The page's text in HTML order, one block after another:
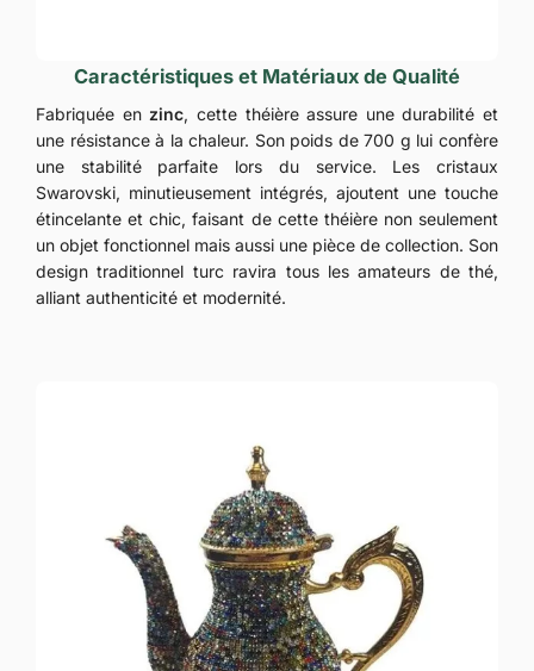
Caractéristiques et Matériaux de Qualité
Fabriquée en zinc, cette théière assure une durabilité et
une résistance à la chaleur. Son poids de 700 g lui confère
une stabilité parfaite lors du service. Les cristaux
Swarovski, minutieusement intégrés, ajoutent une touche
étincelante et chic, faisant de cette théière non seulement
un objet fonctionnel mais aussi une pièce de collection. Son
design traditionnel turc ravira tous les amateurs de thé,
alliant authenticité et modernité.